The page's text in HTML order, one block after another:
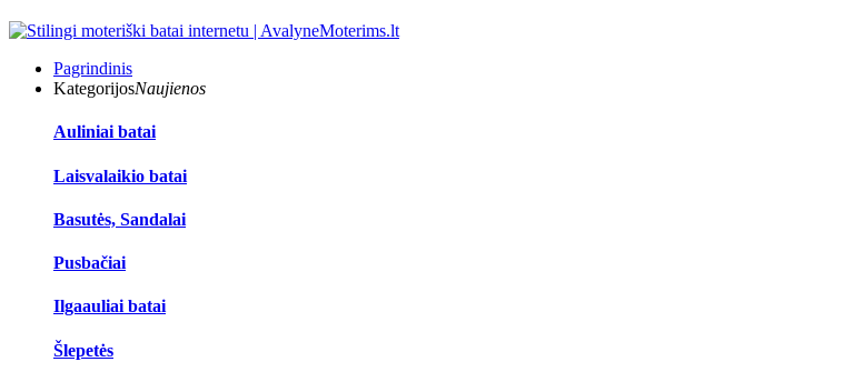
Pagrindinis
KategorijosNaujienos
Auliniai batai
Laisvalaikio batai
Basutės, Sandalai
Pusbačiai
Ilgaauliai batai
Šlepetės